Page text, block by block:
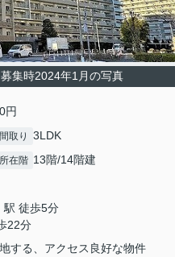
集時2024年1月の写真
円
間取り 3LDK
所在階 13階/14階建
駅 徒歩5分
22分
する、アクセス良好な物件